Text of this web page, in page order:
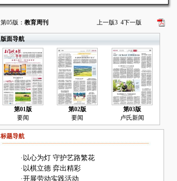
第05版： 教育周刊 上一版3 4下一版
版面导航
第01版
要闻
第02版
要闻
第03版
卢氏新闻
标题导航
· 以心为灯 守护艺路繁花
· 以棋立德 弈出精彩
·开展劳动实践活动